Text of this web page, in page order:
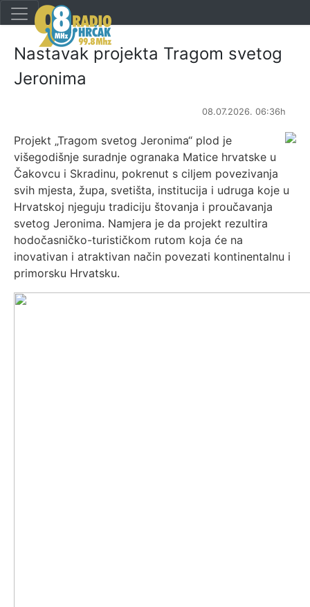
Nastavak projekta Tragom svetog
Jeronima
08.07.2026. 06:36h
Projekt „Tragom svetog Jeronima“ plod je
višegodišnje suradnje ogranaka Matice hrvatske u
Čakovcu i Skradinu, pokrenut s ciljem povezivanja
svih mjesta, župa, svetišta, institucija i udruga koje u
Hrvatskoj njeguju tradiciju štovanja i proučavanja
svetog Jeronima. Namjera je da projekt rezultira
hodočasničko-turističkom rutom koja će na
inovativan i atraktivan način povezati kontinentalnu i
primorsku Hrvatsku.